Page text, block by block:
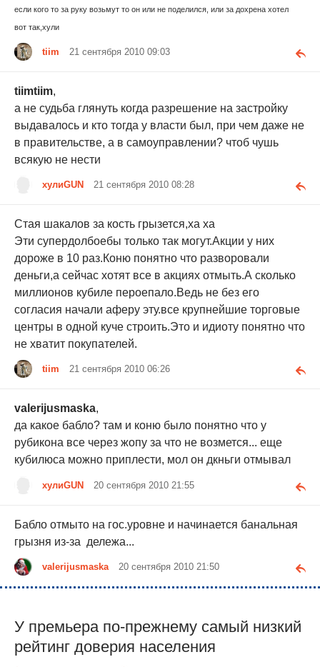
если кого то за руку возьмут то он или не поделился, или за дохрена хотел
вот так,хули
tiim 21 сентября 2010 09:03
tiimtiim,
а не судьба глянуть когда разрешение на застройку
выдавалось и кто тогда у власти был, при чем даже не
в правительстве, а в самоуправлении? чтоб чушь
всякую не нести
хулиGUN 21 сентября 2010 08:28
Стая шакалов за кость грызется,ха ха
Эти супердолбоебы только так могут.Акции у них
дороже в 10 раз.Коню понятно что разворовали
деньги,а сейчас хотят все в акциях отмыть.А сколько
миллионов кубиле пероепало.Ведь не без его
согласия начали аферу эту.все крупнейшие торговые
центры в одной куче строить.Это и идиоту понятно что
не хватит покупателей.
tiim 21 сентября 2010 06:26
valerijusmaska,
да какое бабло? там и коню было понятно что у
рубикона все через жопу за что не возмется... еще
кубилюса можно приплести, мол он дкньги отмывал
хулиGUN 20 сентября 2010 21:55
Бабло отмыто на гос.уровне и начинается банальная
грызня из-за дележа...
valerijusmaska 20 сентября 2010 21:50
У премьера по-прежнему самый низкий
рейтинг доверия населения